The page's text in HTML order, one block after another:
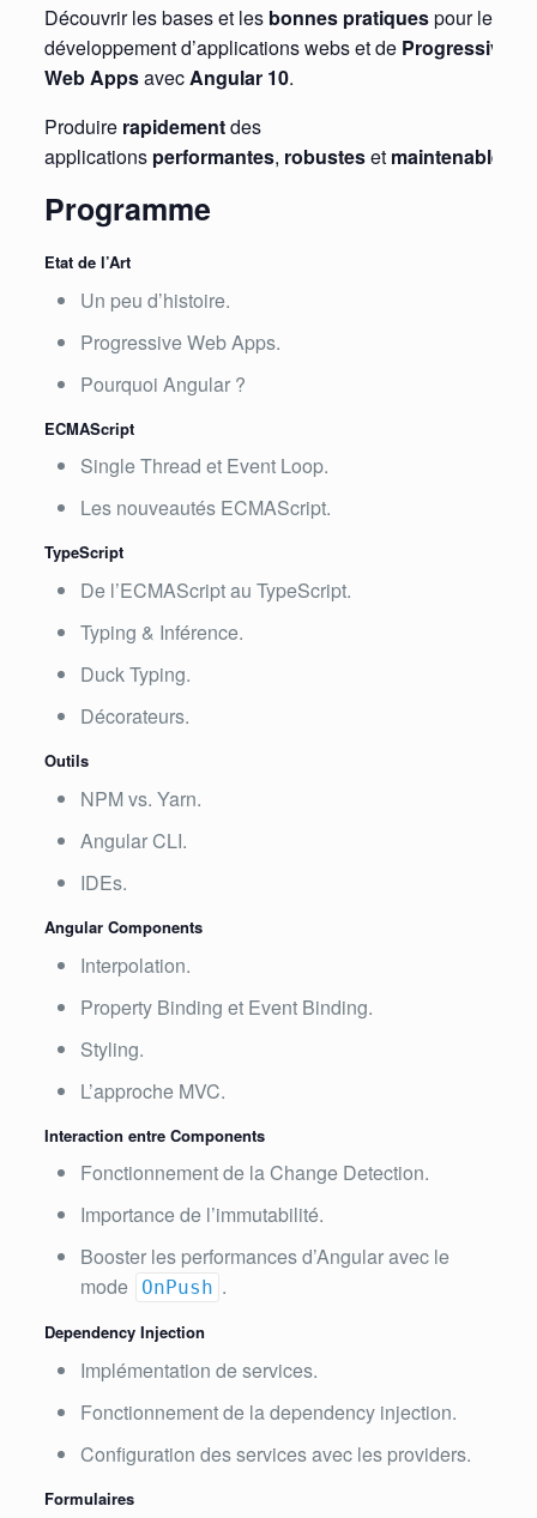
Découvrir les bases et les bonnes pratiquespour le
développement d’applications webs et de Progressive
Web AppsavecAngular 10.
Produire rapidementdes
applications performantes, robusteset maintenables
Programme
Etat de l’Art
Un peu d’histoire.
Progressive Web Apps.
Pourquoi Angular ?
ECMAScript
Single Thread et Event Loop.
Les nouveautés ECMAScript.
TypeScript
De l’ECMAScript au TypeScript.
Typing & Inférence.
Duck Typing.
Décorateurs.
Outils
NPM vs. Yarn.
Angular CLI.
IDEs.
Angular Components
Interpolation.
Property Binding et Event Binding.
Styling.
L’approche MVC.
Interaction entre Components
Fonctionnement de la Change Detection.
Importance de l’immutabilité.
Booster les performances d’Angular avec le
mode
OnPush .
Dependency Injection
Implémentation de services.
Fonctionnement de la dependency injection.
Configuration des services avec les providers.
Formulaires